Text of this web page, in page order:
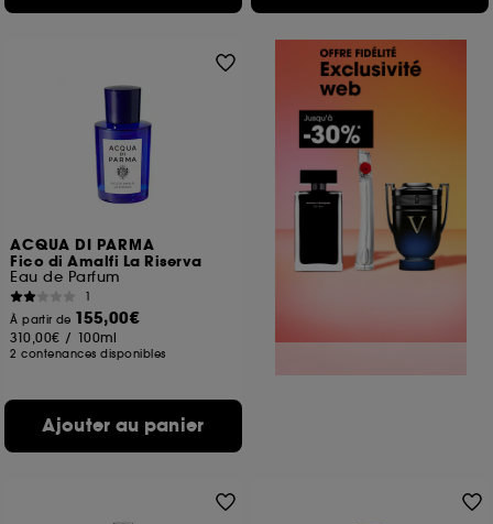
ACQUA DI PARMA
Fico di Amalfi La Riserva
Eau de Parfum
1
À partir de 155,00€
310,00€ / 100ml
2 contenances disponibles
Ajouter au panier